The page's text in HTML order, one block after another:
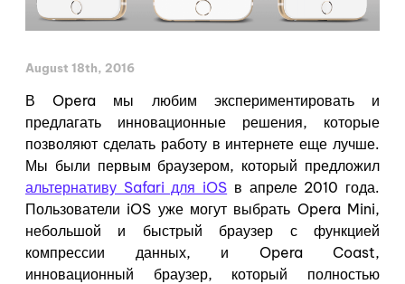
August 18th, 2016
В Opera мы любим экспериментировать и
предлагать инновационные решения, которые
позволяют сделать работу в интернете еще лучше.
Мы были первым браузером, который предложил
альтернативу Safari для iOS в апреле 2010 года.
Пользователи iOS уже могут выбрать Opera Mini,
небольшой и быстрый браузер с функцией
компрессии данных, и Opera Coast,
инновационный браузер, который полностью